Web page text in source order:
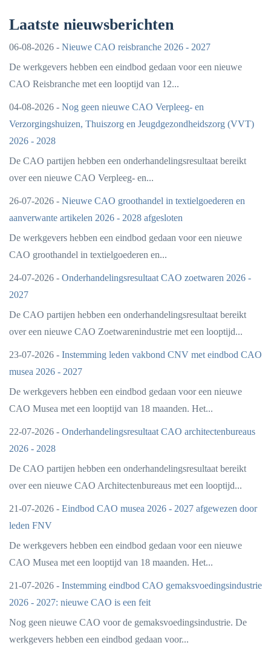
Laatste nieuwsberichten
06-08-2026 - Nieuwe CAO reisbranche 2026 - 2027
De werkgevers hebben een eindbod gedaan voor een nieuwe
CAO Reisbranche met een looptijd van 12...
04-08-2026 - Nog geen nieuwe CAO Verpleeg- en
Verzorgingshuizen, Thuiszorg en Jeugdgezondheidszorg (VVT)
2026 - 2028
De CAO partijen hebben een onderhandelingsresultaat bereikt
over een nieuwe CAO Verpleeg- en...
26-07-2026 - Nieuwe CAO groothandel in textielgoederen en
aanverwante artikelen 2026 - 2028 afgesloten
De werkgevers hebben een eindbod gedaan voor een nieuwe
CAO groothandel in textielgoederen en...
24-07-2026 - Onderhandelingsresultaat CAO zoetwaren 2026 -
2027
De CAO partijen hebben een onderhandelingsresultaat bereikt
over een nieuwe CAO Zoetwarenindustrie met een looptijd...
23-07-2026 - Instemming leden vakbond CNV met eindbod CAO
musea 2026 - 2027
De werkgevers hebben een eindbod gedaan voor een nieuwe
CAO Musea met een looptijd van 18 maanden. Het...
22-07-2026 - Onderhandelingsresultaat CAO architectenbureaus
2026 - 2028
De CAO partijen hebben een onderhandelingsresultaat bereikt
over een nieuwe CAO Architectenbureaus met een looptijd...
21-07-2026 - Eindbod CAO musea 2026 - 2027 afgewezen door
leden FNV
De werkgevers hebben een eindbod gedaan voor een nieuwe
CAO Musea met een looptijd van 18 maanden. Het...
21-07-2026 - Instemming eindbod CAO gemaksvoedingsindustrie
2026 - 2027: nieuwe CAO is een feit
Nog geen nieuwe CAO voor de gemaksvoedingsindustrie. De
werkgevers hebben een eindbod gedaan voor...